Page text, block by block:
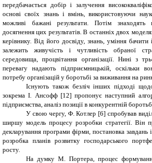
передбачається добір і залучення
основі своїх знань і вмінь, використовуючи
можливі бажані результати. Потім знаходять
досягнення цих результатів. В останніх двох
керівнику. Від його досвіду, знань, уміння
залежить живучість і чутливість обраної
середовища, процвітання організації. Нині з
перевагу надають підприємницькій, оскільки
потребу організацій у боротьбі за виживання на
Існують також безліч інших підході
зокрема І. Ансофф [12] пропонує наступний
підприємства, аналіз позиції в конкурентній
У свою чергу, Ф. Котлер [6] спробував
ширшу модель процесу розробки стратегії. Він
декларування програми фірми, постановка завдань
розробка планів розвитку господарського
росту.
На думку М. Портера, процес формування